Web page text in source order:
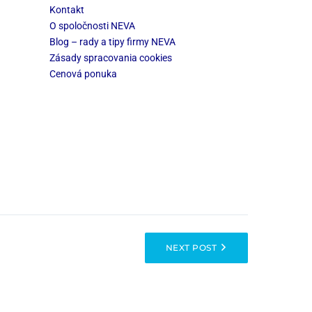
Kontakt
O spoločnosti NEVA
Blog – rady a tipy firmy NEVA
Zásady spracovania cookies
Cenová ponuka
NEXT POST